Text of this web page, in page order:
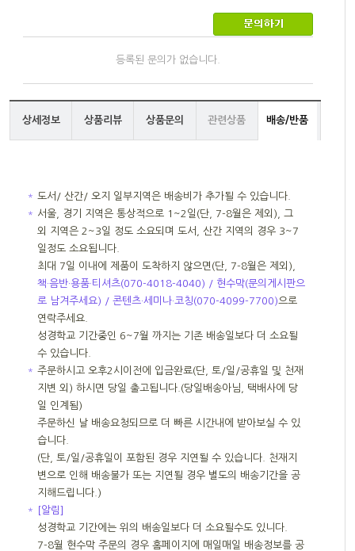
등록된 문의가 없습니다.
상세정보 상품리뷰 상품문의 관련상품 배송/반품
＊ 도서/ 산간/ 오지 일부지역은 배송비가 추가될 수 있습니다.
＊ 서울, 경기 지역은 통상적으로 1~2일(단, 7-8월은 제외), 그
외 지역은 2~3일 정도 소요되며 도서, 산간 지역의 경우 3~7
일정도 소요됩니다.
최대 7일 이내에 제품이 도착하지 않으면(단, 7-8월은 제외),
책·음반·용품·티셔츠(070-4018-4040) / 현수막(문의게시판으
로 남겨주세요) / 콘텐츠·세미나·코칭(070-4099-7700)으로
연락주세요.
성경학교 기간중인 6~7월 까지는 기존 배송일보다 더 소요될
수 있습니다.
＊ 주문하시고 오후2시이전에 입금완료(단, 토/일/공휴일 및 천재
지변 외) 하시면 당일 출고됩니다.(당일배송아님, 택배사에 당
일 인계됨)
주문하신 날 배송요청되므로 더 빠른 시간내에 받아보실 수 있
습니다.
(단, 토/일/공휴일이 포함된 경우 지연될 수 있습니다. 천재지
변으로 인해 배송불가 또는 지연될 경우 별도의 배송기간을 공
지해드립니다.)
＊
[알림]
성경학교 기간에는 위의 배송일보다 더 소요될수도 있니다.
7-8월 현수막 주문의 경우 홈페이지에 매일매일 배송정보를 공